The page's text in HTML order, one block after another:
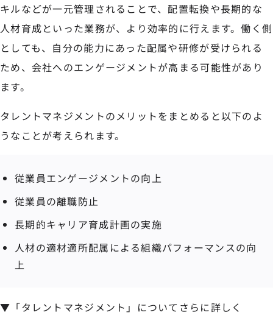
キルなどが一元管理されることで、配置転換や長期的な
人材育成といった業務が、より効率的に行えます。働く側
としても、自分の能力にあった配属や研修が受けられる
ため、会社へのエンゲージメントが高まる可能性があり
ます。
タレントマネジメントのメリットをまとめると以下のよ
うなことが考えられます。
従業員エンゲージメントの向上
従業員の離職防止
長期的キャリア育成計画の実施
人材の適材適所配属による組織パフォーマンスの向
上
▼「タレントマネジメント」についてさらに詳しく